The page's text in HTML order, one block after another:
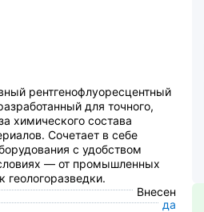
рентгенофлуоресцентный
для точного,
химического состава
Сочетает в себе
с удобством
— от промышленных
Внесен
да